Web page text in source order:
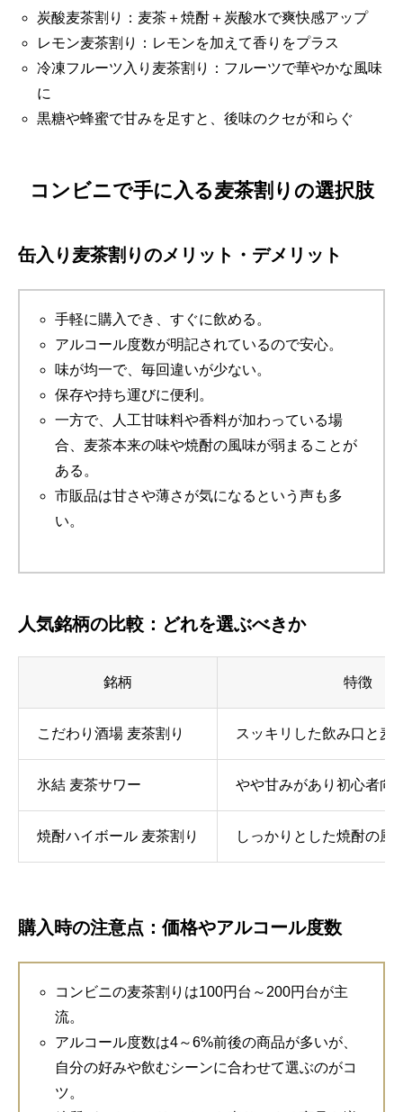
炭酸麦茶割り：麦茶＋焼酎＋炭酸水で爽快感アップ
レモン麦茶割り：レモンを加えて香りをプラス
冷凍フルーツ入り麦茶割り：フルーツで華やかな風味
に
黒糖や蜂蜜で甘みを足すと、後味のクセが和らぐ
コンビニで手に入る麦茶割りの選択肢
缶入り麦茶割りのメリット・デメリット
手軽に購入でき、すぐに飲める。
アルコール度数が明記されているので安心。
味が均一で、毎回違いが少ない。
保存や持ち運びに便利。
一方で、人工甘味料や香料が加わっている場
合、麦茶本来の味や焼酎の風味が弱まることが
ある。
市販品は甘さや薄さが気になるという声も多
い。
人気銘柄の比較：どれを選ぶべきか
銘柄 特徴
こだわり酒場 麦茶割り スッキリした飲み口と麦
氷結 麦茶サワー やや甘みがあり初心者向
焼酎ハイボール 麦茶割り しっかりとした焼酎の風
購入時の注意点：価格やアルコール度数
コンビニの麦茶割りは100円台～200円台が主
流。
アルコール度数は4～6%前後の商品が多いが、
自分の好みや飲むシーンに合わせて選ぶのがコ
ツ。